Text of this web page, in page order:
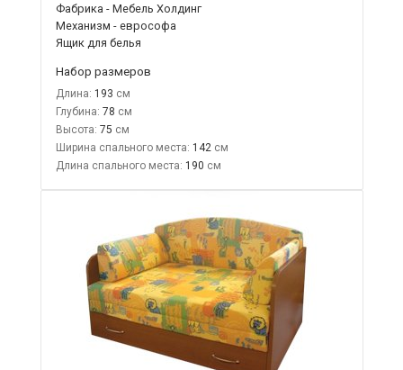
Фабрика - Мебель Холдинг
Механизм - еврософа
Ящик для белья
Набор размеров
Длина: 193
Глубина: 78
Высота: 75
Ширина спального места: 142
Длина спального места: 190